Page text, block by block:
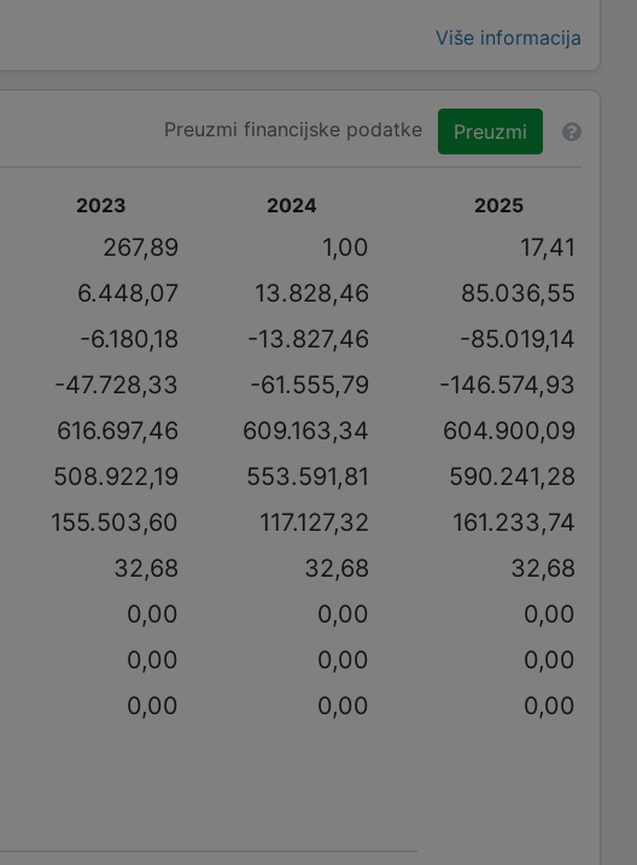
Više informacija
Preuzmi financijske podatke Preuzmi
2023 2024 2025
267,89 1,00
17,41
6.448,07 13.828,46
85.036,55
-6.180,18 -13.827,46
-85.019,14
-47.728,33 -61.555,79
-146.574,93
616.697,46 609.163,34
604.900,09
508.922,19 553.591,81
590.241,28
155.503,60 117.127,32
161.233,74
32,68 32,68
32,68
0,00 0,00
0,00
0,00 0,00
0,00
0,00 0,00 0,00